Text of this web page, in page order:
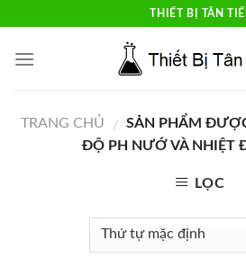
content
THIẾT BỊ TÂN
TRANG CHỦ / SẢN PHẨM
ĐỘ PH NƯỚ VÀ NHIỆT
LỌC